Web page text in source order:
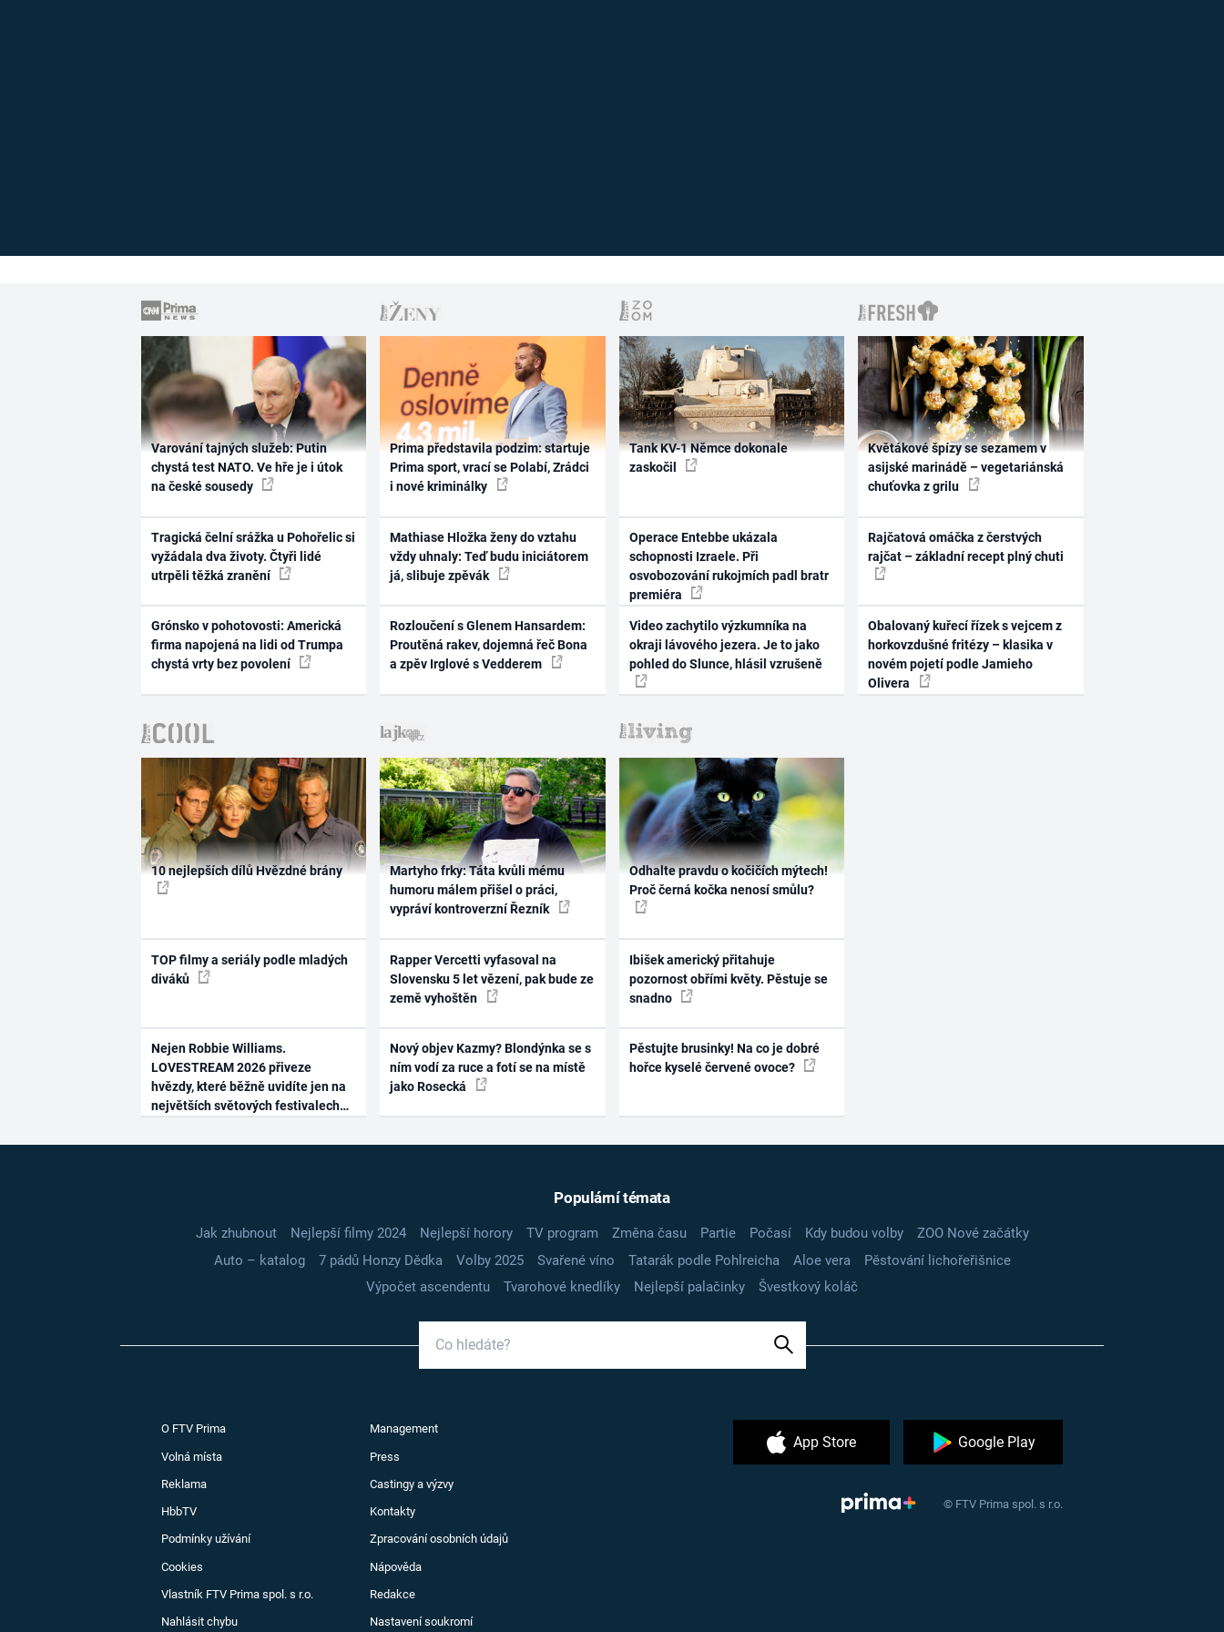
Varování tajných služeb: Putin
chystá test NATO. Ve hře je i útok
na české sousedy
Tragická čelní srážka u Pohořelic si
vyžádala dva životy. Čtyři lidé
utrpěli těžká zranění
Grónsko v pohotovosti: Americká
firma napojená na lidi od Trumpa
chystá vrty bez povolení
Prima představila podzim: startuje
Prima sport, vrací se Polabí, Zrádci
i nové kriminálky
Mathiase Hložka ženy do vztahu
vždy uhnaly: Teď budu iniciátorem
já, slibuje zpěvák
Rozloučení s Glenem Hansardem:
Proutěná rakev, dojemná řeč Bona
a zpěv Irglové s Vedderem
Tank KV-1 Němce dokonale
zaskočil
Operace Entebbe ukázala
schopnosti Izraele. Při
osvobozování rukojmích padl bratr
premiéra
Video zachytilo výzkumníka na
okraji lávového jezera. Je to jako
pohled do Slunce, hlásil vzrušeně
Květákové špízy se sezamem v
asijské marinádě – vegetariánská
chuťovka z grilu
Rajčatová omáčka z čerstvých
rajčat – základní recept plný chuti
Obalovaný kuřecí řízek s vejcem z
horkovzdušné fritézy – klasika v
novém pojetí podle Jamieho
Olivera
10 nejlepších dílů Hvězdné brány
TOP filmy a seriály podle mladých
diváků
Nejen Robbie Williams.
LOVESTREAM 2026 přiveze
hvězdy, které běžně uvidíte jen na
největších světových festivalech
Martyho frky: Táta kvůli mému
humoru málem přišel o práci,
vypráví kontroverzní Řezník
Rapper Vercetti vyfasoval na
Slovensku 5 let vězení, pak bude ze
země vyhoštěn
Nový objev Kazmy? Blondýnka se s
ním vodí za ruce a fotí se na místě
jako Rosecká
Odhalte pravdu o kočičích mýtech!
Proč černá kočka nenosí smůlu?
Ibišek americký přitahuje
pozornost obřími květy. Pěstuje se
snadno
Pěstujte brusinky! Na co je dobré
hořce kyselé červené ovoce?
Populární témata
Jak zhubnout Nejlepší filmy 2024 Nejlepší horory TV program Změna času Partie Počasí Kdy budou volby
ZOO Nové začátky
Auto – katalog
7 pádů Honzy Dědka Volby 2025 Svařené víno Tatarák podle Pohlreicha Aloe vera
Pěstování lichořeřišnice
Výpočet ascendentu
Tvarohové knedlíky Nejlepší palačinky Švestkový koláč
O FTV Prima Management
Volná místa Press
Reklama Castingy a výzvy
HbbTV Kontakty
Podmínky užívání Zpracování osobních údajů
Cookies Nápověda
Vlastník FTV Prima spol. s r.o. Redakce
Nahlásit chybu Nastavení soukromí
App Store Google Play
© FTV Prima spol. s r.o.